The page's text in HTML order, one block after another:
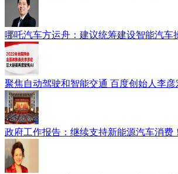
哪吒汽车方运舟：建议统筹建设智能汽车
聚焦自动驾驶和智能交通 百度创始人李彦
政府工作报告：继续支持新能源汽车消费